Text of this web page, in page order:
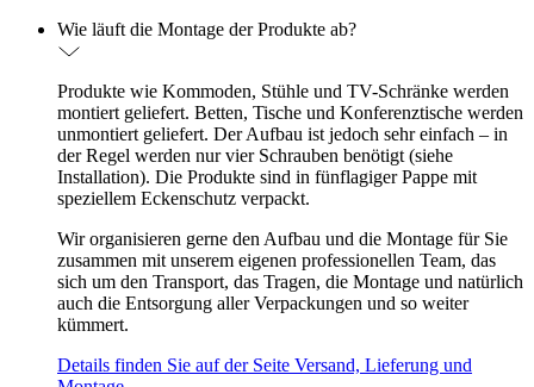
Wie läuft die Montage der Produkte ab?
Produkte wie Kommoden, Stühle und TV-Schränke werden
montiert geliefert. Betten, Tische und Konferenztische werden
unmontiert geliefert. Der Aufbau ist jedoch sehr einfach – in
der Regel werden nur vier Schrauben benötigt (siehe
Installation). Die Produkte sind in fünflagiger Pappe mit
speziellem Eckenschutz verpackt.
Wir organisieren gerne den Aufbau und die Montage für Sie
zusammen mit unserem eigenen professionellen Team, das
sich um den Transport, das Tragen, die Montage und natürlich
auch die Entsorgung aller Verpackungen und so weiter
kümmert.
Details finden Sie auf der Seite Versand, Lieferung und